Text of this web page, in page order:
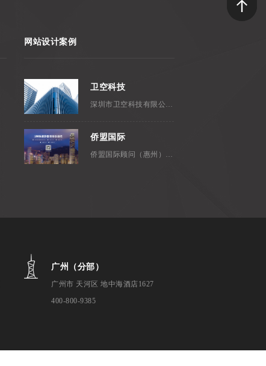
网站设计案例
卫空科技
深圳市卫空科技有限公司，成立...
侨盟国际
侨盟国际顾问（惠州）有限公司是...
广州（分部）
广州市 天河区 地中海酒店1627
400-800-9385